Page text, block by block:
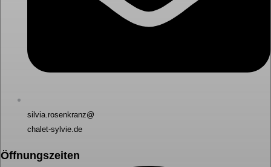
silvia.rosenkranz@
chalet-sylvie.de
Öffnungszeiten